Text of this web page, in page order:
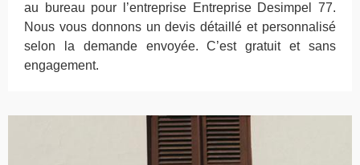
au bureau pour l’entreprise Entreprise Desimpel 77.
Nous vous donnons un devis détaillé et personnalisé
selon la demande envoyée. C’est gratuit et sans
engagement.